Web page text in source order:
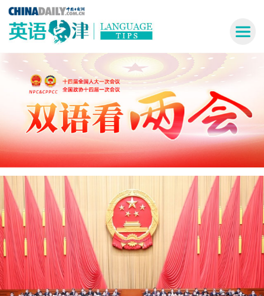
首页| 2023双语看两会